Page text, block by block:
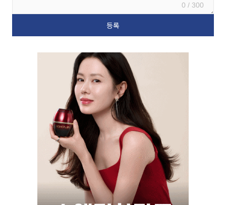
0 / 300